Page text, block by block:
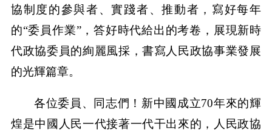
協制度的參與者、實踐者、推動者，寫好每年
的“委員作業”，答好時代給出的考卷，展現新時
代政協委員的絢麗風採，書寫人民政協事業發展
的光輝篇章。
各位委員、同志們！新中國成立70年來的輝
煌是中國人民一代接著一代干出來的，人民政協